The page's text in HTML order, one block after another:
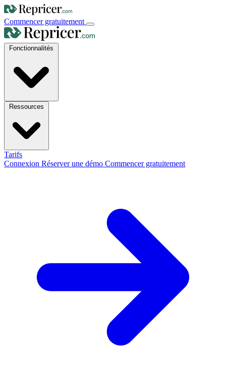
Commencer gratuitement
Tarifs
Connexion Réserver une démo Commencer gratuitement